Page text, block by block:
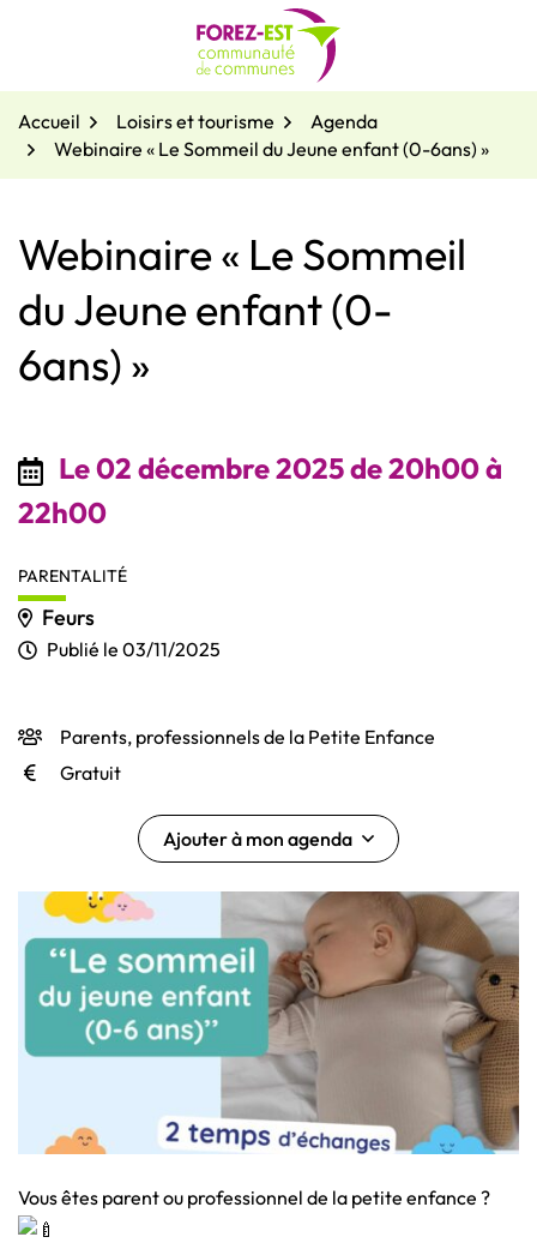
Accueil
Loisirs et tourisme
Agenda
Webinaire « Le Sommeil du Jeune enfant (0-6ans) »
Webinaire « Le Sommeil
du Jeune enfant (0-
6ans) »
Le02 décembre2025de 20h00 à
22h00
PARENTALITÉ
Feurs
Publié le 03/11/2025
INFOS UTILES
Parents, professionnels de la Petite Enfance
Gratuit
Ajouter à mon agenda
Vous êtes parent ou professionnel de la petite enfance ?